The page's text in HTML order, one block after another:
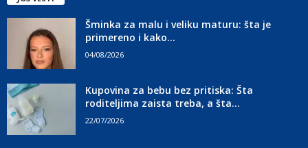
Šminka za malu i veliku maturu: šta je
primereno i kako...
04/08/2026
Kupovina za bebu bez pritiska: Šta
roditeljima zaista treba, a šta...
22/07/2026